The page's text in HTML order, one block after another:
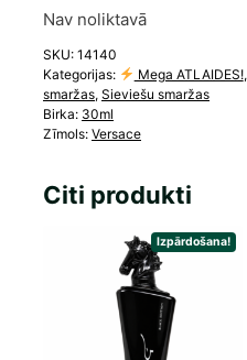
Nav noliktavā
SKU: 14140
Kategorijas:
Mega ATLAIDES!,
smaržas, Sieviešu smaržas
Birka: 30ml
Zīmols: Versace
Citi produkti
Izpārdošana!